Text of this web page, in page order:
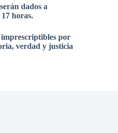
dados a
horas.
por
verdad y justicia